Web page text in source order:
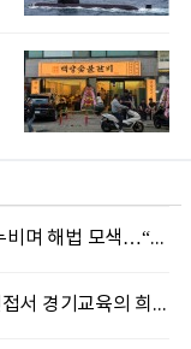
최원용 평택시장, 극한 폭염속 민생 현장 누비며 해법 모색…“현장에 답 있다”
안민석 경기도교육감, “교권보호전담관 면접서 경기교육의 희망 봤다”